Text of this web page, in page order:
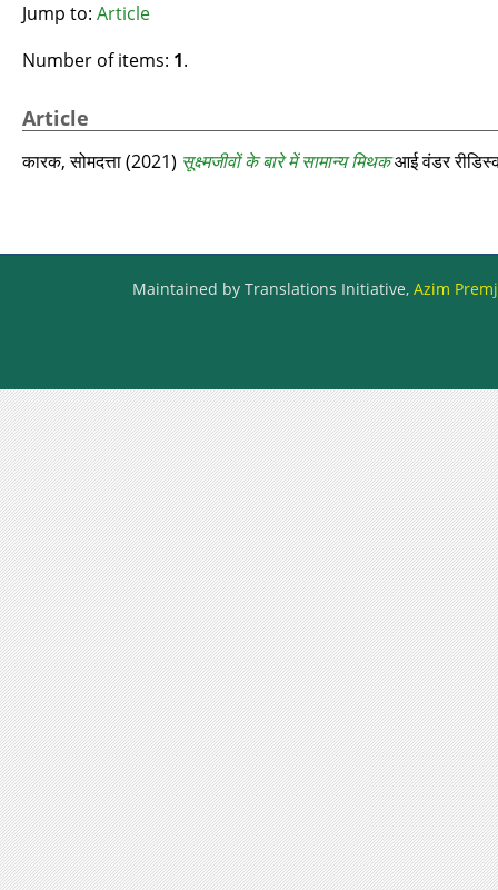
Jump to: Article
Number of items: 1.
Article
कारक, सोमदत्ता(2021) सूक्ष्मजीवों के बारे में सामान्य मिथकआई वंडर
Maintained by Translations Initiative, Azim